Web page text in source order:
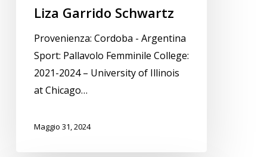
Liza Garrido Schwartz
Provenienza: Cordoba - Argentina
Sport: Pallavolo Femminile College:
2021-2024 – University of Illinois
at Chicago…
Maggio 31, 2024